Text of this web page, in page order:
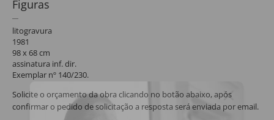
Figuras
litogravura
1981
98 x 68 cm
assinatura inf. dir.
Exemplar nº 140/230.
Solicite o orçamento da obra clicando no botão abaixo, após
confirmar o pedido de solicitação a resposta será enviada por email.